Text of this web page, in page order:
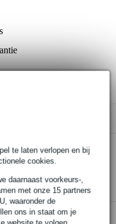
te laten verlopen en bij
cookies.
daarnaast voorkeurs-,
met onze 15 partners
waaronder de
ons in staat om je
metronoom bij je